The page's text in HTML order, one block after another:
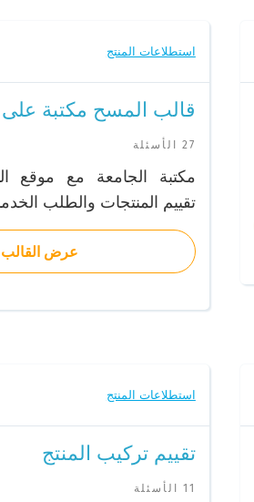
استطلاعات المنتج
قالب المسح مكتبة على
27 الأسئلة
مكتبة الجامعة مع موقع
تقييم المنتجات والطلب
عرض القالب
استطلاعات المنتج
تقييم تركيب المنتج
11 الأسئلة